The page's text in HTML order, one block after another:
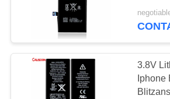
UNS
FABRIK
3.8V
Iphone